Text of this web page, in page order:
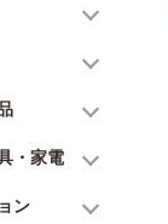
・家電
ン